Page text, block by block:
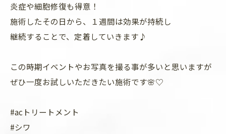
炎症や細胞修復も得意！
施術したその日から、１週間は効果が持続し
継続することで、定着していきます♪
この時期イベントやお写真を撮る事が多いと思いますが
ぜひ一度お試しいただきたい施術です🌸♡
#acトリートメント
#シワ